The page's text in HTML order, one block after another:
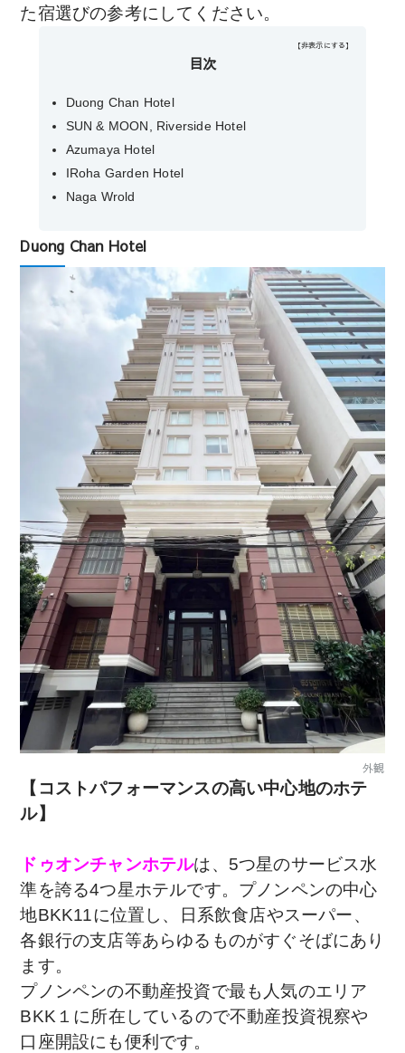
た宿選びの参考にしてください。
目次
【非表示にする】
Duong Chan Hotel
SUN & MOON, Riverside Hotel
Azumaya Hotel
IRoha Garden Hotel
Naga Wrold
Duong Chan Hotel
外観
【コストパフォーマンスの高い中心地のホテ
ル】
ドゥオンチャンホテルは、5つ星のサービス水
準を誇る4つ星ホテルです。プノンペンの中心
地BKK11に位置し、日系飲食店やスーパー、
各銀行の支店等あらゆるものがすぐそばにあり
ます。
プノンペンの不動産投資で最も人気のエリア
BKK１に所在しているので不動産投資視察や
口座開設にも便利です。